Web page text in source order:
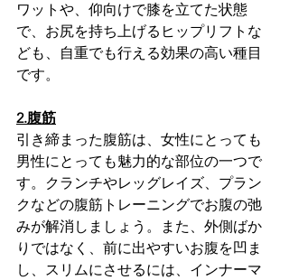
ワットや、仰向けで膝を立てた状態
で、お尻を持ち上げるヒップリフトな
ども、自重でも行える効果の高い種目
です。
2.腹筋
引き締まった腹筋は、女性にとっても
男性にとっても魅力的な部位の一つで
す。クランチやレッグレイズ、プラン
クなどの腹筋トレーニングでお腹の弛
みが解消しましょう。また、外側ばか
りではなく、前に出やすいお腹を凹ま
し、スリムにさせるには、インナーマ